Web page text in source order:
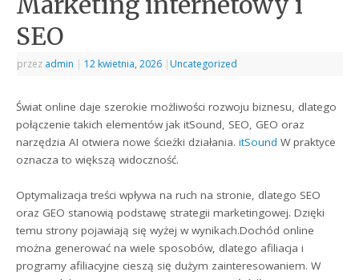
SEO
przez admin | 12 kwietnia, 2026 | Uncategorized
Świat online daje szerokie możliwości rozwoju biznesu, dlatego
połączenie takich elementów jak itSound, SEO, GEO oraz
narzędzia AI otwiera nowe ścieżki działania.itSound W praktyce
oznacza to większą widoczność.
Optymalizacja treści wpływa na ruch na stronie, dlatego SEO
oraz GEO stanowią podstawę strategii marketingowej. Dzięki
temu strony pojawiają się wyżej w wynikach.Dochód online
można generować na wiele sposobów, dlatego afiliacja i
programy afiliacyjne cieszą się dużym zainteresowaniem. W